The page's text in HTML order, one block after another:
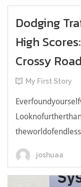
Dodging
High
Crossy Road
My First Story
joshuaa